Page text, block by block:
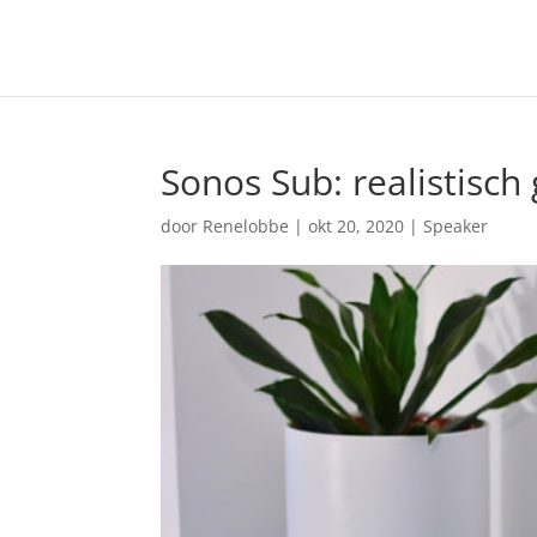
Sonos Sub:
door Renelobbe |okt 20, 2020 |Speaker